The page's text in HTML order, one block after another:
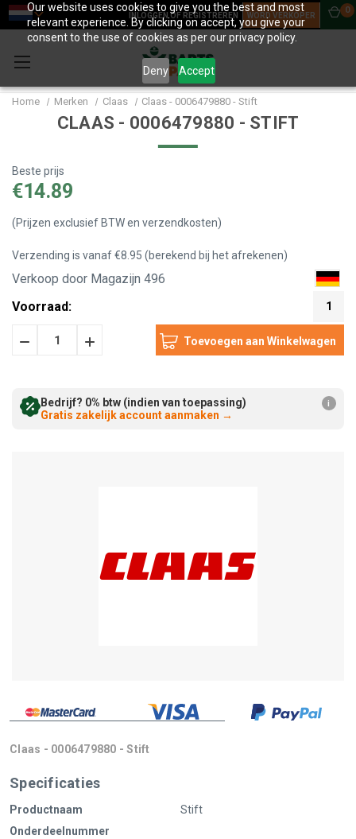
Our website uses cookies to give you the best and most
relevant experience. By clicking on accept, you give your
consent to the use of cookies as per our privacy policy.
Deny Accept
INLOGGEN OF REGISTREREN WORD VERKOPER
0
Home Merken Claas Claas - 0006479880 - Stift
CLAAS - 0006479880 - STIFT
Beste prijs
€14.89
(Prijzen exclusief BTW en verzendkosten)
Verzending is vanaf €8.95 (berekend bij het afrekenen)
Verkoop door Magazijn 496
Voorraad:
1
HoeveelheidHoeveelheid
Bedrijf? 0% btw (indien van toepassing)
Gratis zakelijk account aanmaken →
i
Claas - 0006479880 - Stift
Specificaties
Productnaam
Stift
Onderdeelnummer